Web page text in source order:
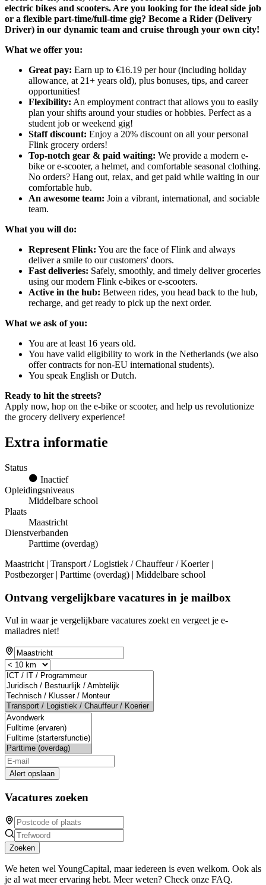
electric bikes and scooters. Are you looking for the ideal side job
or a flexible part-time/full-time gig? Become a Rider (Delivery
Driver) in our dynamic team and cruise through your own city!
What we offer you:
Great pay: Earn up to €16.19 per hour (including holiday
allowance, at 21+ years old), plus bonuses, tips, and career
opportunities!
Flexibility: An employment contract that allows you to easily
plan your shifts around your studies or hobbies. Perfect as a
student job or weekend gig!
Staff discount: Enjoy a 20% discount on all your personal
Flink grocery orders!
Top-notch gear & paid waiting: We provide a modern e-
bike or e-scooter, a helmet, and comfortable seasonal clothing.
No orders? Hang out, relax, and get paid while waiting in our
comfortable hub.
An awesome team: Join a vibrant, international, and sociable
team.
What you will do:
Represent Flink: You are the face of Flink and always
deliver a smile to our customers' doors.
Fast deliveries: Safely, smoothly, and timely deliver groceries
using our modern Flink e-bikes or e-scooters.
Active in the hub: Between rides, you head back to the hub,
recharge, and get ready to pick up the next order.
What we ask of you:
You are at least 16 years old.
You have valid eligibility to work in the Netherlands (we also
offer contracts for non-EU international students).
You speak English or Dutch.
Ready to hit the streets?
Apply now, hop on the e-bike or scooter, and help us revolutionize
the grocery delivery experience!
Extra informatie
Status
Inactief
Opleidingsniveaus
Middelbare school
Plaats
Maastricht
Dienstverbanden
Parttime (overdag)
Maastricht | Transport / Logistiek / Chauffeur / Koerier |
Postbezorger | Parttime (overdag) | Middelbare school
Ontvang vergelijkbare vacatures in je mailbox
Vul in waar je vergelijkbare vacatures zoekt en vergeet je e-
mailadres niet!
Alert opslaan
Vacatures zoeken
Zoeken
We heten wel YoungCapital, maar iedereen is even welkom. Ook als
je al wat meer ervaring hebt. Meer weten? Check onze FAQ.